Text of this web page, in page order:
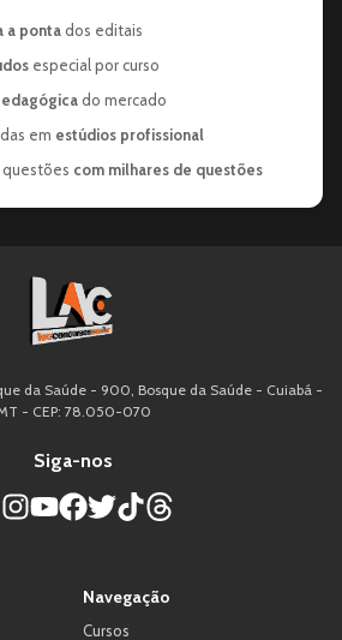
a pontados editais
especial por curso
do mercado
em estúdios profissional
questões com milhares de questões
da Saúde - 900, Bosque da Saúde - Cuiabá -
- CEP: 78.050-070
Siga-nos
Navegação
Cursos